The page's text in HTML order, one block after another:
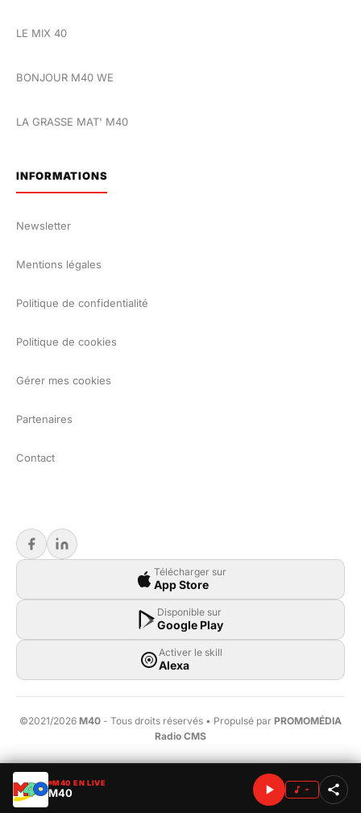
LE MIX 40
BONJOUR M40 WE
LA GRASSE MAT' M40
INFORMATIONS
Newsletter
Mentions légales
Politique de confidentialité
Politique de cookies
Gérer mes cookies
Partenaires
Contact
Télécharger sur
App Store
Disponible sur
Google Play
Activer le skill
Alexa
©2021/2026 M40 - Tous droits réservés • Propulsé par PROMOMÉDIA
Radio CMS
M40 EN LIVE
M40